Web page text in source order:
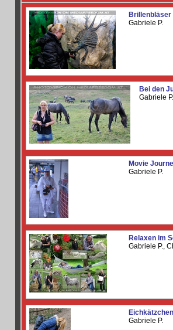
Brillenbläser
Gabriele P.
Bei den
Gabriele P.
Movie
Gabriele P.
Relaxen im
Gabriele P.,
Gabriele P.